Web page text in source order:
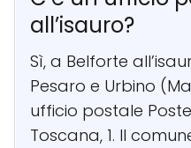
all’isauro?
Sì, a Belforte
Pesaro e Urbino
ufficio postale
Toscana, 1. Il